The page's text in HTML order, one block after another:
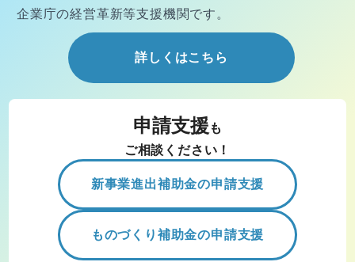
企業庁の経営革新等支援機関です。
詳しくはこちら
申請支援 も
ご相談ください！
新事業進出補助金の申請支援
ものづくり補助金の申請支援